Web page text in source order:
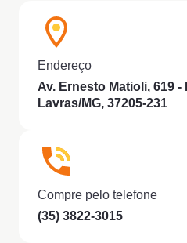
Endereço
Av. Ernesto Matioli, 619 -
Lavras/MG, 37205-231
Compre pelo telefone
(35) 3822-3015